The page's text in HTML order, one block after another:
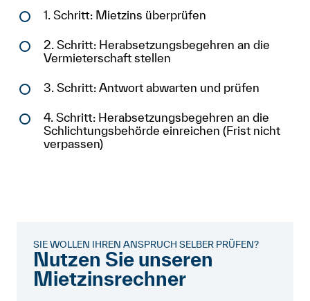
1. Schritt: Mietzins überprüfen
2. Schritt: Herabsetzungsbegehren an die
Vermieterschaft stellen
3. Schritt: Antwort abwarten und prüfen
4. Schritt: Herabsetzungsbegehren an die
Schlichtungsbehörde einreichen (Frist nicht
verpassen)
SIE WOLLEN IHREN ANSPRUCH SELBER PRÜFEN?
Nutzen Sie unseren
Mietzinsrechner